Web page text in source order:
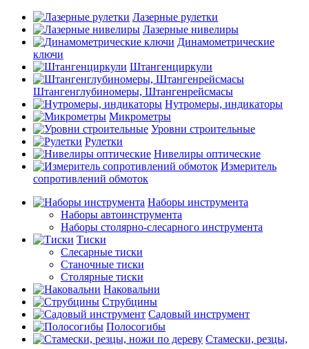
Лазерные рулетки
Лазерные нивелиры
Динамометрические
ключи
Штангенциркули
Штангенглубиномеры, Штангенрейсмасы
Нутромеры, индикаторы
Микрометры
Уровни строительные
Рулетки
Нивелиры оптические
Измеритель
сопротивлений обмоток
Наборы инструмента
Наборы автоинструмента
Наборы столярно-слесарного инструмента
Тиски
Слесарные тиски
Станочные тиски
Столярные тиски
Наковальни
Струбцины
Садовый инструмент
Полосогибы
Стамески, резцы,